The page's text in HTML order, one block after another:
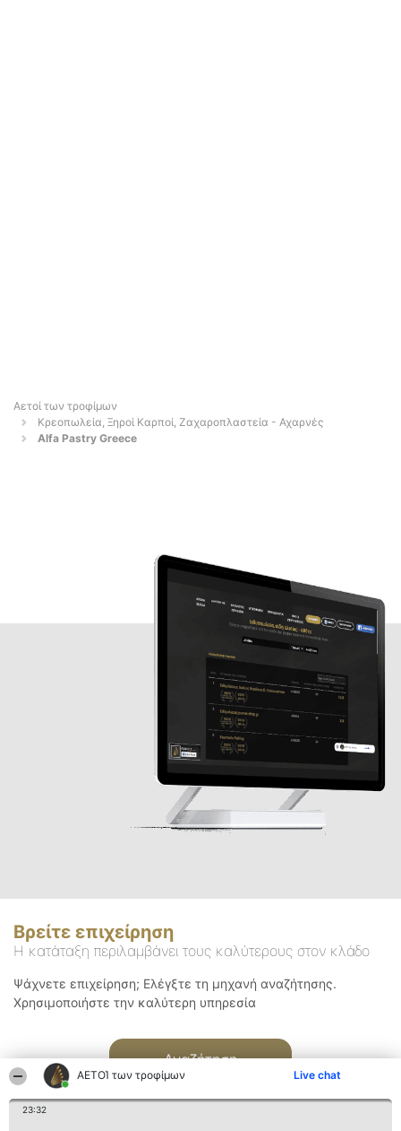
ΑΕΤΟΊ των τροφίμων Live chat
23:32
Αετοί των τροφίμων
Κρεοπωλεία, Ξηροί Καρποί, Ζαχαροπλαστεία - Αχαρνές
Alfa Pastry Greece
Βρείτε επιχείρηση
Η κατάταξη περιλαμβάνει τους καλύτερους στον κλάδο
Ψάχνετε επιχείρηση; Ελέγξτε τη μηχανή αναζήτησης.
Χρησιμοποιήστε την καλύτερη υπηρεσία
Αναζήτηση